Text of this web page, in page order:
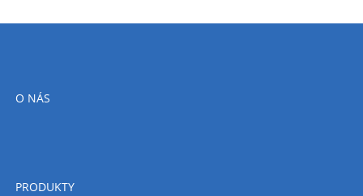
O NÁS
PRODUKTY